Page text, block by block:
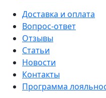
Доставка и оплата
Вопрос-ответ
Отзывы
Статьи
Новости
Контакты
Программа